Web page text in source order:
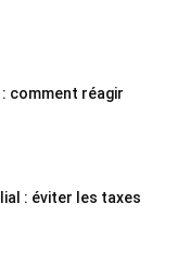
: comment réagir
: éviter les taxes